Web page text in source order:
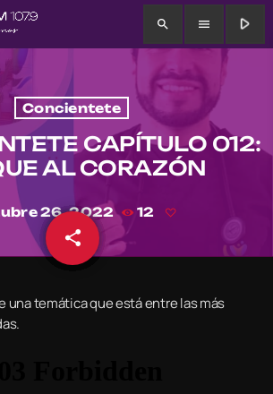
search menu play_arrow
Concientete
CAPÍTULO 012:
AL CORAZÓN
26, 2022 12
share
email
una temática que está entre las más